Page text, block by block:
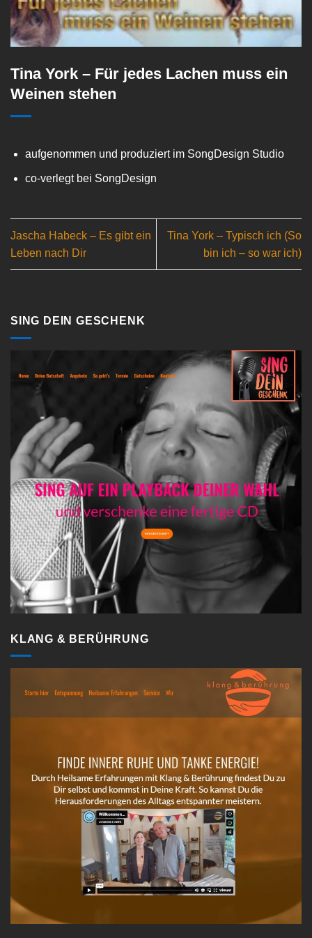
Tina York – Für jedes Lachen muss ein
Weinen stehen
aufgenommen und produziert im SongDesign Studio
co-verlegt bei SongDesign
Jascha Habeck – Es gibt ein
Leben nach Dir
Tina York – Typisch ich (So
bin ich – so war ich)
SING DEIN GESCHENK
KLANG & BERÜHRUNG